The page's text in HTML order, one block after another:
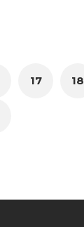
17 18